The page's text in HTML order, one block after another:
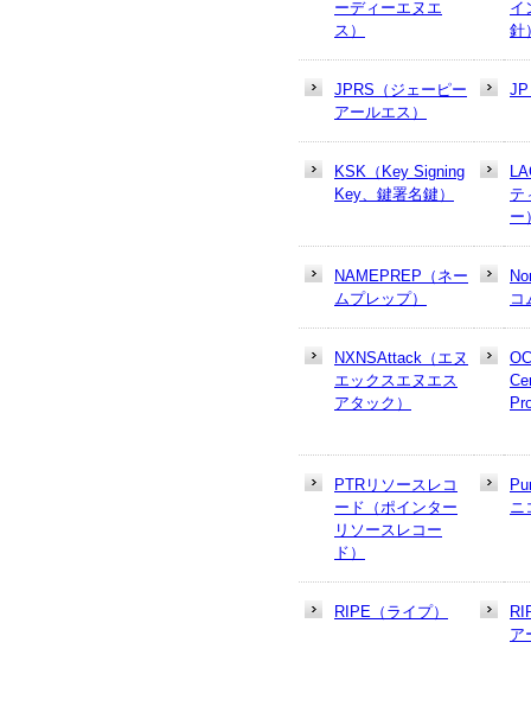
ーディーエヌエ
ス）
イ
針
JPRS（ジェーピー
アールエス）
JP
KSK（Key Signing
Key、鍵署名鍵）
テ
ー
NAMEPREP（ネー
ムプレップ）
コ
NXNSAttack（エヌ
エックスエヌエス
アタック）
PTRリソースレコ
ード（ポインター
リソースレコー
ド）
ニ
RIPE（ライプ）
ア